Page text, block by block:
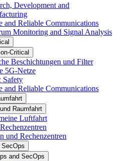
Development and
and Reliable Communications
Monitoring and Signal Analysis
Critical
Beschichtungen und Filter
5G-Netze
Safety
and Reliable Communications
Raumfahrt
Luftfahrt
und Rechenzentren
SecOps
and SecOps